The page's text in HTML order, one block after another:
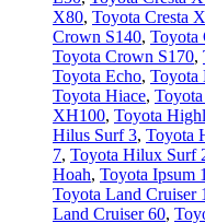
X80, Toyota Cresta
Crown S140, Toyota
Toyota Crown S170,
Toyota Echo, Toyota
Toyota Hiace,
XH100, Toyota
Hilus Surf 3, Toyota
7, Toyota Hilux Surf
Hoah, Toyota Ipsum
Toyota Land Cruiser
Land Cruiser 60,